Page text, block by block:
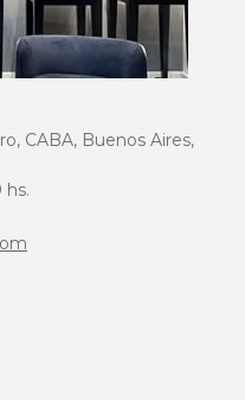
CABA, Buenos Aires,
hs.